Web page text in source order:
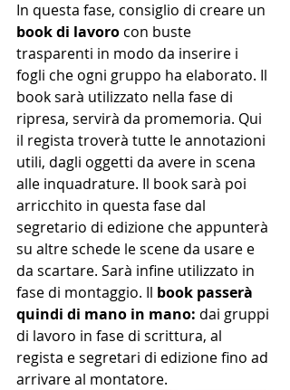
In questa fase, consiglio di creare un
book di lavoro con buste
trasparenti in modo da inserire i
fogli che ogni gruppo ha elaborato. Il
book sarà utilizzato nella fase di
ripresa, servirà da promemoria. Qui
il regista troverà tutte le annotazioni
utili, dagli oggetti da avere in scena
alle inquadrature. Il book sarà poi
arricchito in questa fase dal
segretario di edizione che appunterà
su altre schede le scene da usare e
da scartare. Sarà infine utilizzato in
fase di montaggio. Il book passerà
quindi di mano in mano: dai gruppi
di lavoro in fase di scrittura, al
regista e segretari di edizione fino ad
arrivare al montatore.